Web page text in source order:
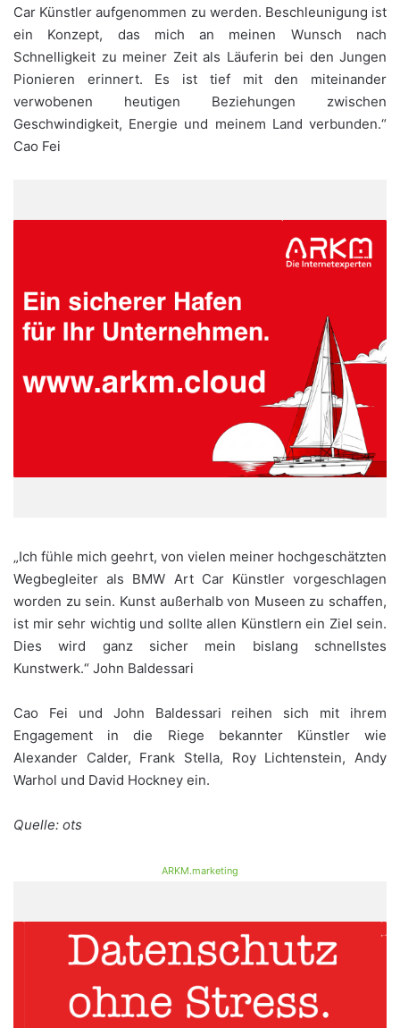
Car Künstler aufgenommen zu werden. Beschleunigung ist
ein Konzept, das mich an meinen Wunsch nach
Schnelligkeit zu meiner Zeit als Läuferin bei den Jungen
Pionieren erinnert. Es ist tief mit den miteinander
verwobenen heutigen Beziehungen zwischen
Geschwindigkeit, Energie und meinem Land verbunden.“
Cao Fei
„Ich fühle mich geehrt, von vielen meiner hochgeschätzten
Wegbegleiter als BMW Art Car Künstler vorgeschlagen
worden zu sein. Kunst außerhalb von Museen zu schaffen,
ist mir sehr wichtig und sollte allen Künstlern ein Ziel sein.
Dies wird ganz sicher mein bislang schnellstes
Kunstwerk.“ John Baldessari
Cao Fei und John Baldessari reihen sich mit ihrem
Engagement in die Riege bekannter Künstler wie
Alexander Calder, Frank Stella, Roy Lichtenstein, Andy
Warhol und David Hockney ein.
Quelle: ots
ARKM.marketing